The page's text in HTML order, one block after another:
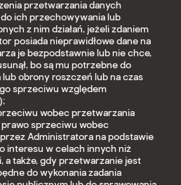
przetwarzania danych
ich przechowywania lub
z nim działań, jeżeli zdaniem
posiada nieprawidłowe dane na
je bezpodstawnie lub nie chce,
bo są mu potrzebne do
obrony roszczeń lub na czas
sprzeciwu względem
wobec przetwarzania
sprzeciwu wobec
Administratora na podstawie
interesu w celach innych niż
a także, gdy przetwarzanie jest
do wykonania zadania